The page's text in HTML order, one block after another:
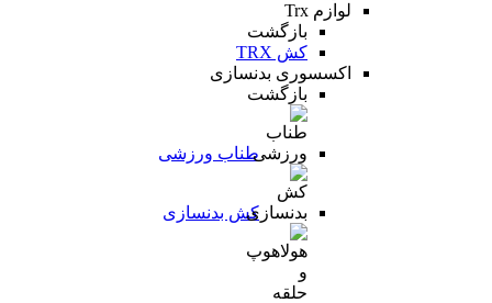
لوازم Trx
بازگشت
کش TRX
اکسسوری بدنسازی
بازگشت
طناب ورزشی
کش بدنسازی